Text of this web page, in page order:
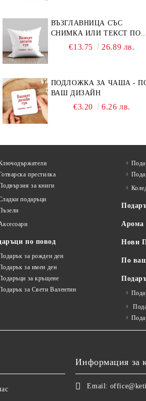
ВЪЗГЛАВНИЦА СЪС
СНИМКА ИЛИ ТЕКСТ ПО
ВАШ ДИЗАЙН
€13.75 26.89 лв.
ПОДЛОЖКА ЗА ЧАША -
ВАШ ДИЗАЙН
€3.20 6.26 лв.
престилка
за книги
подаръци
по повод
за рожден ден
за имен ден
за кръщене
за Свети Валентин
Арома
Нови
По
Информация за
Email: